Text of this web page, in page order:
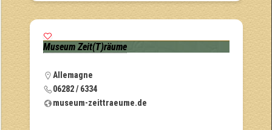
Museum Zeit(T)räume
Allemagne
06282 / 6334
museum-zeittraeume.de